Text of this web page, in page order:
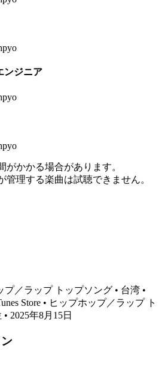
ンジニア
かかる場合があります。
理する楽曲は試聴できません。
プ／ラップ トップソング • 台湾 •
Store • ヒップホップ／ラップ ト
2025年8月15日